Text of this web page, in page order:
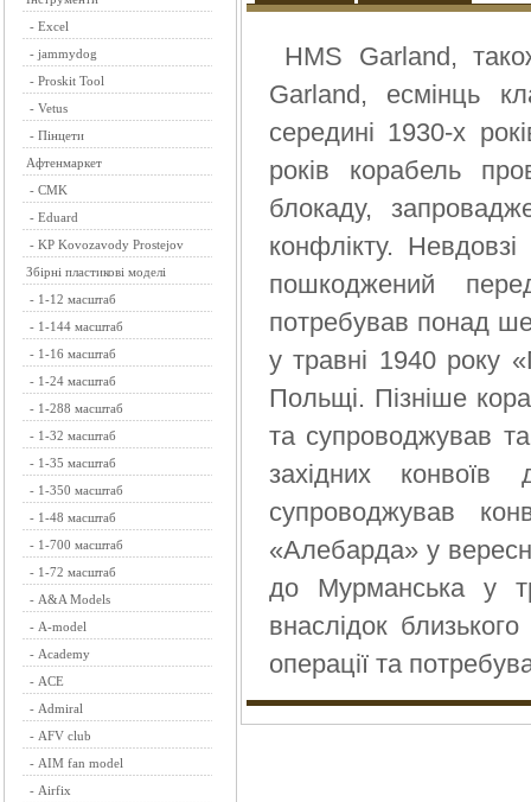
- Excel
- jammydog
- Proskit Tool
- Vetus
- Пінцети
Афтенмаркет
- CMK
- Eduard
- KP Kovozavody Prostejov
Збірні пластикові моделі
- 1-12 масштаб
- 1-144 масштаб
- 1-16 масштаб
- 1-24 масштаб
- 1-288 масштаб
- 1-32 масштаб
- 1-35 масштаб
- 1-350 масштаб
- 1-48 масштаб
- 1-700 масштаб
- 1-72 масштаб
- A&A Models
- A-model
- Academy
- ACE
- Admiral
- AFV club
- AIM fan model
- Airfix
HMS Garland,
Garland, есмінць
середині 1930-х
років корабель
блокаду,
конфлікту.
пошкоджений
потребував понад
у травні 1940 року
Польщі. Пізніше
та супроводжував
західних конвоїв
супроводжував
«Алебарда» у
до Мурманська у
внаслідок
операції та